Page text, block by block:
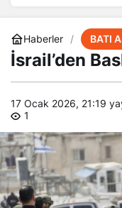
Haberler BATI
İsrail’den
17 Ocak 2026, 21:19
1